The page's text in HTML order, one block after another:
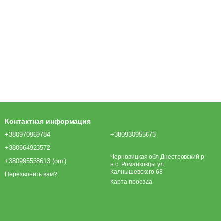
Контактная информация
+380970969784
+380664923572
+380995538613 (опт)
Перезвонить вам?
+380930955673
Черновицкая обл Днестровский р-
н с. Романковцы ул.
Калнышевского 68
Карта проезда